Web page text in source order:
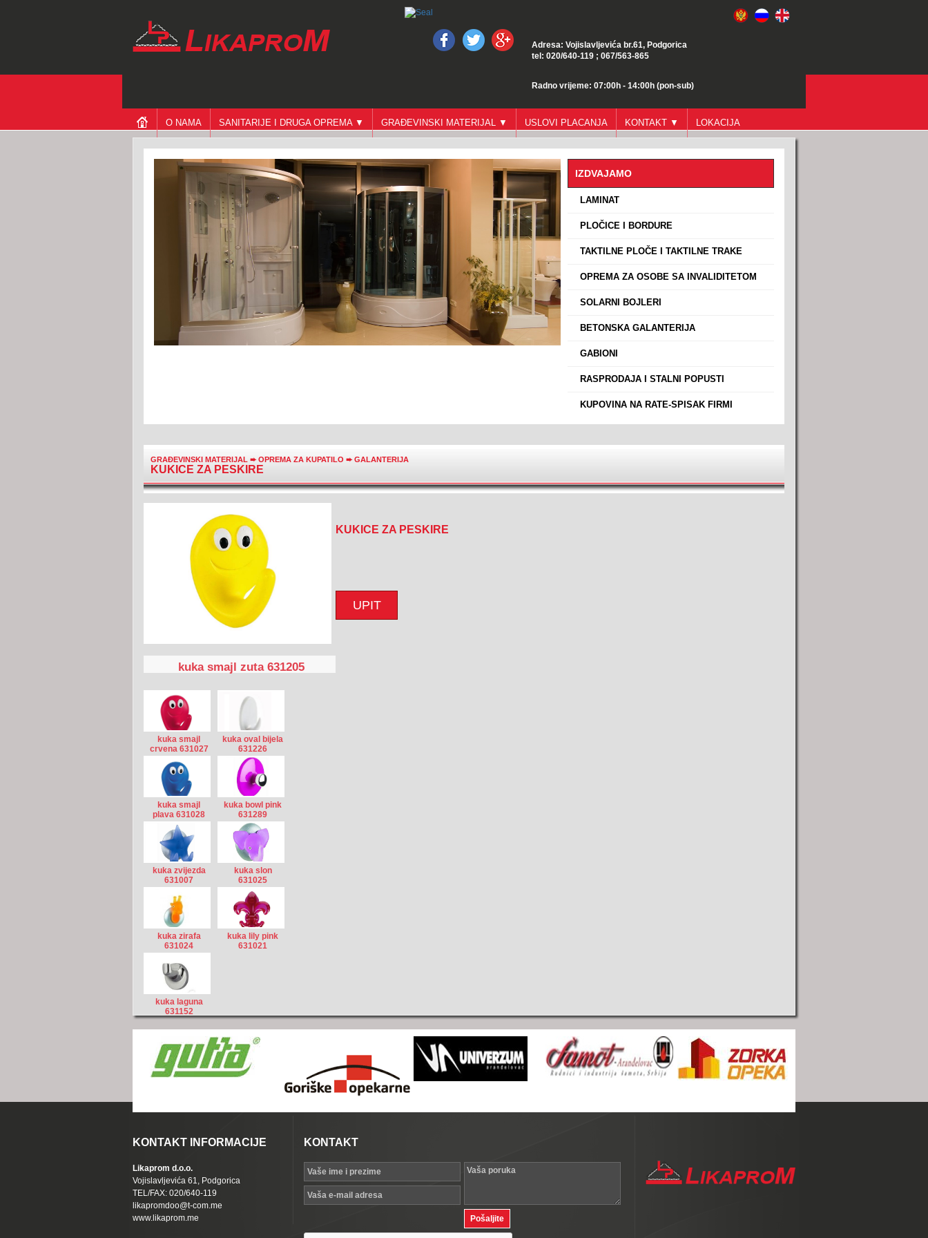
Adresa: Vojislavljevića br.61, Podgorica
tel: 020/640-119 ; 067/563-865
Radno vrijeme: 07:00h - 14:00h (pon-sub)
O NAMA SANITARIJE I DRUGA OPREMA ▼ GRAĐEVINSKI MATERIJAL ▼ USLOVI PLACANJA KONTAKT ▼ LOKACIJA
IZDVAJAMO
LAMINAT
PLOČICE I BORDURE
TAKTILNE PLOČE I TAKTILNE TRAKE
OPREMA ZA OSOBE SA INVALIDITETOM
SOLARNI BOJLERI
BETONSKA GALANTERIJA
GABIONI
RASPRODAJA I STALNI POPUSTI
KUPOVINA NA RATE-SPISAK FIRMI
GRAĐEVINSKI MATERIJAL ➨OPREMA ZA KUPATILO ➨GALANTERIJA
KUKICE ZA PESKIRE
kuka smajl zuta 631205
kuka smajl
crvena 631027
kuka oval bijela
631226
kuka smajl
plava 631028
kuka bowl pink
631289
kuka zvijezda
631007
kuka slon
631025
kuka zirafa
631024
kuka lily pink
631021
kuka laguna
631152
KUKICE ZA PESKIRE
UPIT
KONTAKT INFORMACIJE
Likaprom d.o.o.
Vojislavljevića 61, Podgorica
TEL/FAX: 020/640-119
likapromdoo@t-com.me
www.likaprom.me
KONTAKT